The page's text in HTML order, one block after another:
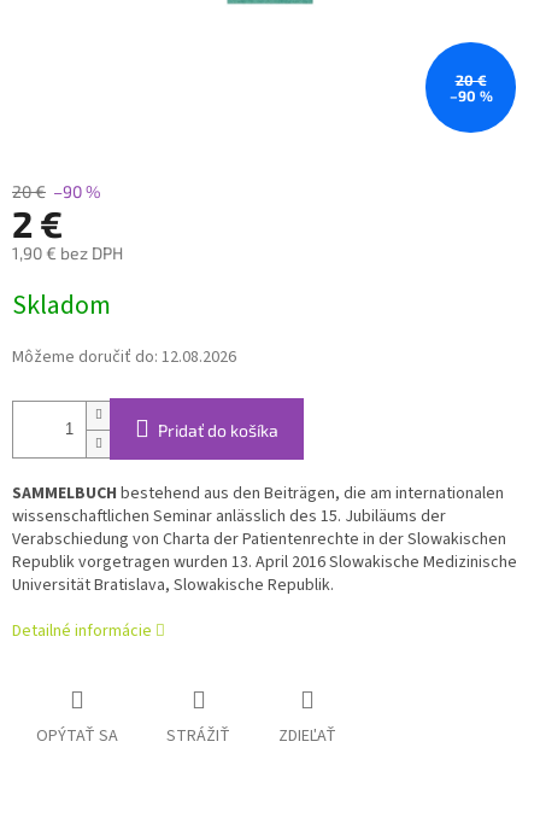
20 €
–90 %
20 € –90 %
2 €
1,90 € bez DPH
cena:
Skladom
Môžeme doručiť do: 12.08.2026
Pridať do košíka
SAMMELBUCH bestehend aus den Beiträgen, die am internationalen
wissenschaftlichen Seminar anlässlich des 15. Jubiläums der
Verabschiedung von Charta der Patientenrechte in der Slowakischen
Republik vorgetragen wurden 13. April 2016 Slowakische Medizinische
Universität Bratislava, Slowakische Republik.
Detailné informácie
OPÝTAŤ SA STRÁŽIŤ ZDIEĽAŤ